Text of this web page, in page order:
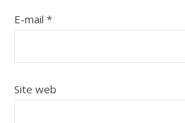
E-mail *
Site web